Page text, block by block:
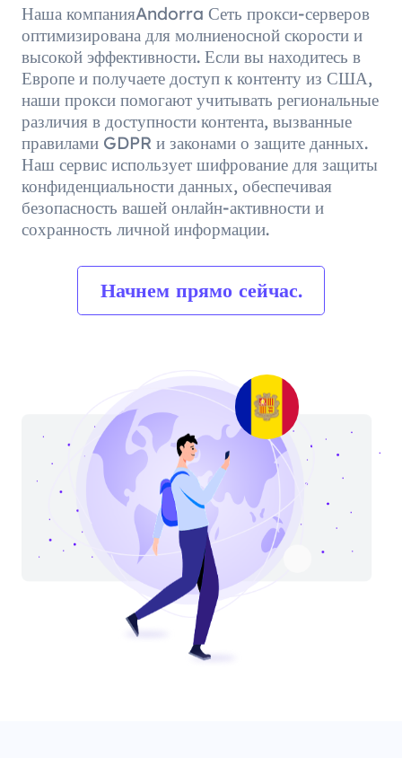
Наша компанияAndorra Сеть прокси-серверов
оптимизирована для молниеносной скорости и
высокой эффективности. Если вы находитесь в
Европе и получаете доступ к контенту из США,
наши прокси помогают учитывать региональные
различия в доступности контента, вызванные
правилами GDPR и законами о защите данных.
Наш сервис использует шифрование для защиты
конфиденциальности данных, обеспечивая
безопасность вашей онлайн-активности и
сохранность личной информации.
Начнем прямо сейчас.